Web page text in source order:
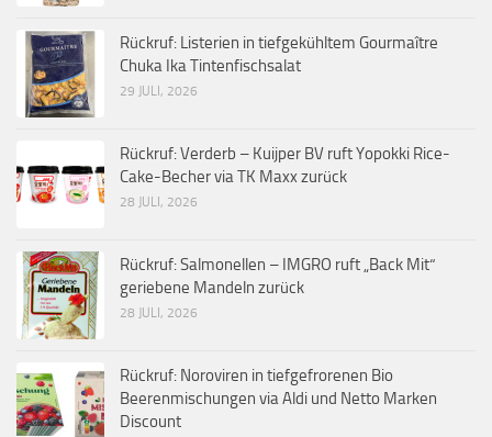
Rückruf: Listerien in tiefgekühltem Gourmaître
Chuka Ika Tintenfischsalat
29 JULI, 2026
Rückruf: Verderb – Kuijper BV ruft Yopokki Rice-
Cake-Becher via TK Maxx zurück
28 JULI, 2026
Rückruf: Salmonellen – IMGRO ruft „Back Mit“
geriebene Mandeln zurück
28 JULI, 2026
Rückruf: Noroviren in tiefgefrorenen Bio
Beerenmischungen via Aldi und Netto Marken
Discount